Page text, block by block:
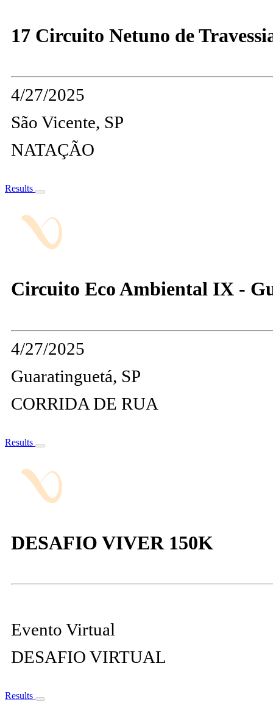
17 Circuito Netuno de
4/27/2025
São Vicente, SP
NATAÇÃO
Results
Circuito Eco Ambiental IX -
4/27/2025
Guaratinguetá, SP
CORRIDA DE RUA
Results
DESAFIO VIVER 150K
Evento Virtual
DESAFIO VIRTUAL
Results